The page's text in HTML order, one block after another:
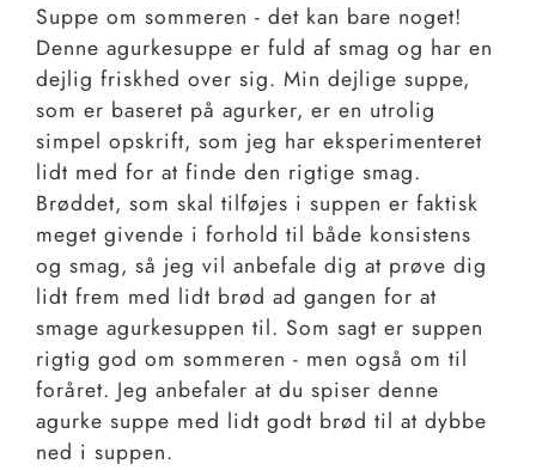
Suppe om sommeren - det kan bare noget!
Denne agurkesuppe er fuld af smag og har en
dejlig friskhed over sig. Min dejlige suppe,
som er baseret på agurker, er en utrolig
simpel opskrift, som jeg har eksperimenteret
lidt med for at finde den rigtige smag.
Brøddet, som skal tilføjes i suppen er faktisk
meget givende i forhold til både konsistens
og smag, så jeg vil anbefale dig at prøve dig
lidt frem med lidt brød ad gangen for at
smage agurkesuppen til. Som sagt er suppen
rigtig god om sommeren - men også om til
foråret. Jeg anbefaler at du spiser denne
agurke suppe med lidt godt brød til at dybbe
ned i suppen.